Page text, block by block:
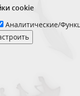
cookie
Аналитические/